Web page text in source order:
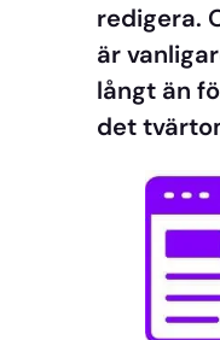
redigera.
är
långt än
det